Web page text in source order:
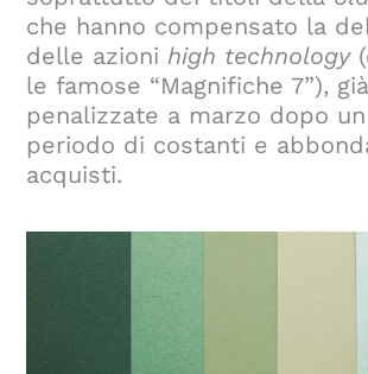
che hanno compensato la
delle azioni high technology
le famose “Magnifiche 7”), già
penalizzate a marzo dopo
periodo di costanti e
acquisti.